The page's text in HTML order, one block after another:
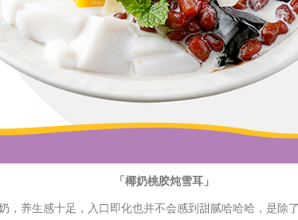
「椰奶桃胶炖雪耳」
养生感十足，入口即化也并不会感到甜腻哈哈哈，是除了